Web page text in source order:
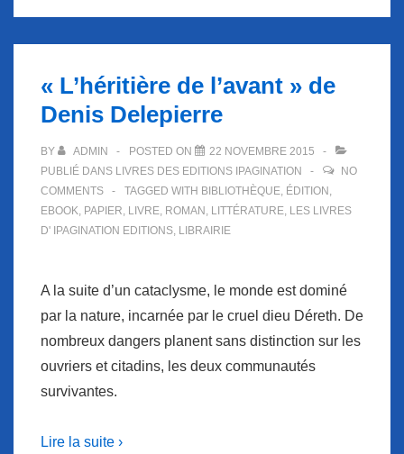
« L’héritière de l’avant » de
Denis Delepierre
BY ADMIN POSTED ON
22 NOVEMBRE 2015
PUBLIÉ DANS LIVRES DES EDITIONS IPAGINATION
NO
COMMENTS
TAGGED WITH BIBLIOTHÈQUE ÉDITION
EBOOK PAPIER LIVRE ROMAN LITTÉRATURE LES LIVRES
D' IPAGINATION EDITIONS LIBRAIRIE
A la suite d’un cataclysme, le monde est dominé
par la nature, incarnée par le cruel dieu Déreth. De
nombreux dangers planent sans distinction sur les
ouvriers et citadins, les deux communautés
survivantes.
Lire la suite ›